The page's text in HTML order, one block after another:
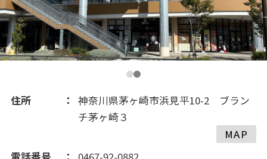
住所
神奈川県茅ヶ崎市浜見平10-2 ブラン
チ茅ヶ崎３
MAP